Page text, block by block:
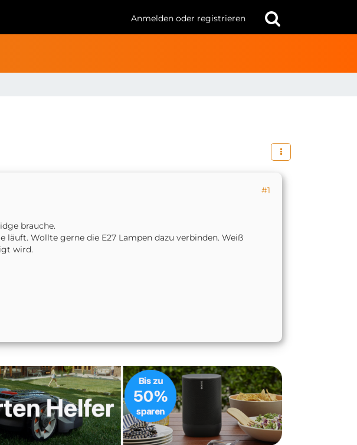
Anmelden oder registrieren
#1
brauche.
läuft. Wollte gerne die E27 Lampen dazu verbinden. Weiß
wird.